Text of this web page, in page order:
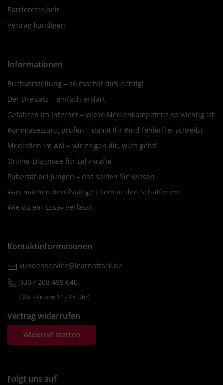
Barrierefreiheit
Vertrag kündigen
Informationen
Buchvorstellung – so machst du’s richtig!
Der Dreisatz – einfach erklärt
Gefahren im Internet – wieso Medienkompetenz so wichtig ist
Kommasetzung prüfen – damit Ihr Kind fehlerfrei schreibt
Mediation im Abi – wir zeigen dir, wie’s geht!
Online-Diagnose für Lehrkräfte
Pubertät bei Jungen – das sollten Sie wissen
Was machen berufstätige Eltern in den Schulferien
Wie du ein Essay verfasst
Kontaktinformationen
kundenservice@learnattack.de
030 / 208 499 640
(Mo. ‐ Fr. von 10 ‐ 14 Uhr)
Vertrag widerrufen
Widerruf starten
Folgt uns auf